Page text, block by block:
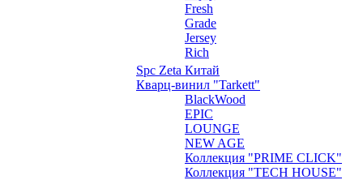
Fresh
Grade
Jersey
Rich
Spc Zeta Китай
Кварц-винил "Tarkett"
BlackWood
EPIC
LOUNGE
NEW AGE
Коллекция "PRIME CLICK"
Коллекция "TECH HOUSE"